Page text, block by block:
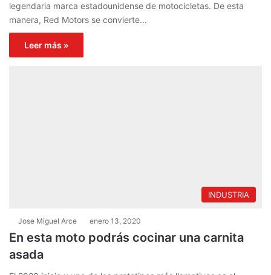
legendaria marca estadounidense de motocicletas. De esta
manera, Red Motors se convierte…
Leer más »
INDUSTRIA
Jose Miguel Arce enero 13, 2020
En esta moto podrás cocinar una carnita
asada